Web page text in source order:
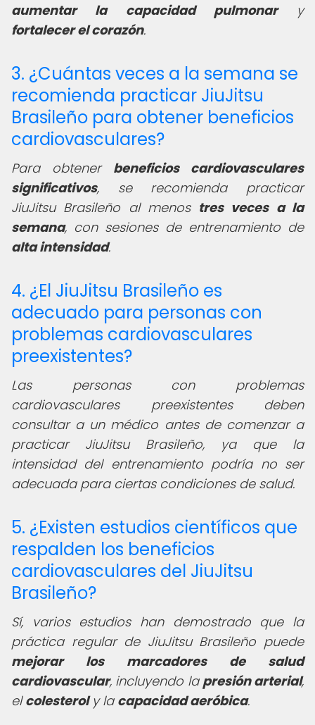
aumentar la capacidad pulmonary
fortalecer el corazón.
3. ¿Cuántas veces a la semana se
recomienda practicar JiuJitsu
Brasileño para obtener beneficios
cardiovasculares?
Para obtener beneficios cardiovasculares
significativos, se recomienda practicar
JiuJitsu Brasileño al menos tres veces a la
semana, con sesiones de entrenamiento de
alta intensidad.
4. ¿El JiuJitsu Brasileño es
adecuado para personas con
problemas cardiovasculares
preexistentes?
Las personas con problemas
cardiovasculares preexistentes deben
consultar a un médico antes de comenzar a
practicar JiuJitsu Brasileño, ya que la
intensidad del entrenamiento podría no ser
adecuada para ciertas condiciones de salud.
5. ¿Existen estudios científicos que
respalden los beneficios
cardiovasculares del JiuJitsu
Brasileño?
Sí, varios estudios han demostrado que la
práctica regular de JiuJitsu Brasileño puede
mejorar los marcadores de salud
cardiovascular, incluyendo la presión arterial,
elcolesteroly la capacidad aeróbica.